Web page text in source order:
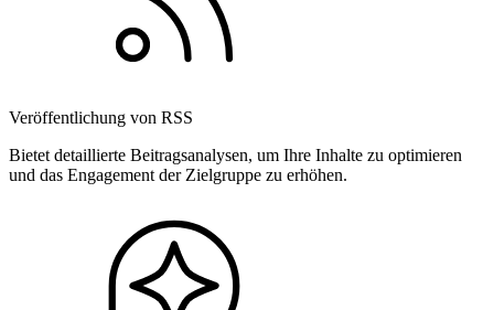
Veröffentlichung von RSS
Bietet detaillierte Beitragsanalysen, um Ihre Inhalte zu optimieren
und das Engagement der Zielgruppe zu erhöhen.